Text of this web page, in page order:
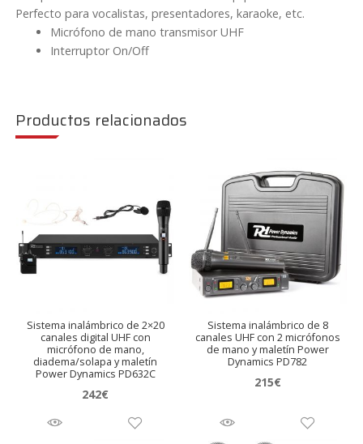
Perfecto para vocalistas, presentadores, karaoke, etc.
Micrófono de mano transmisor UHF
Interruptor On/Off
Productos relacionados
Sistema inalámbrico de 2×20
canales digital UHF con
micrófono de mano,
diadema/solapa y maletín
Power Dynamics PD632C
242€
Sistema inalámbrico de 8
canales UHF con 2 micrófonos
de mano y maletín Power
Dynamics PD782
215€